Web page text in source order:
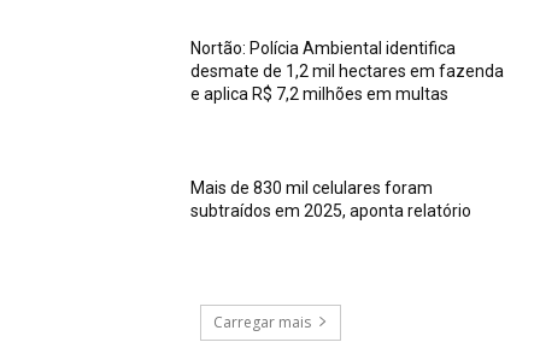
Nortão: Polícia Ambiental identifica
desmate de 1,2 mil hectares em fazenda
e aplica R$ 7,2 milhões em multas
Mais de 830 mil celulares foram
subtraídos em 2025, aponta relatório
Carregar mais